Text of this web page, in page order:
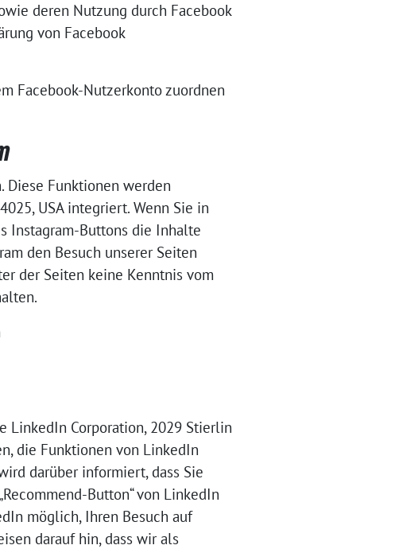
deren Nutzung durch Facebook
von Facebook
Facebook-Nutzerkonto zuordnen
Diese Funktionen werden
USA integriert. Wenn Sie in
Instagram-Buttons die Inhalte
den Besuch unserer Seiten
der Seiten keine Kenntnis vom
LinkedIn Corporation, 2029 Stierlin
die Funktionen von LinkedIn
darüber informiert, dass Sie
Button“ von LinkedIn
möglich, Ihren Besuch auf
darauf hin, dass wir als